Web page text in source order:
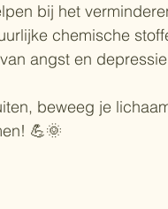
bij het
chemische
angst en
beweeg je
💪🌞